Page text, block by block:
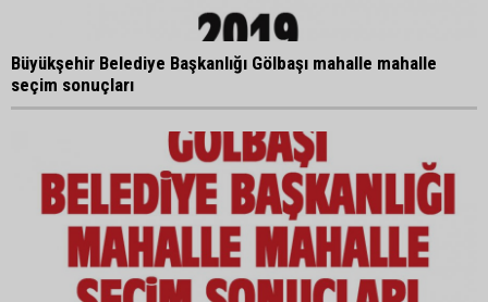
Büyükşehir Belediye Başkanlığı Gölbaşı mahalle mahalle
seçim sonuçları